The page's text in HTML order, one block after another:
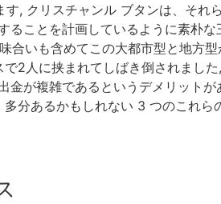
, クリスチャンル ブタンは、それ
ることを計画しているように素朴な
いも含めてこの大都市型と地方型
2人に挟まれてしばき倒されまし
が複雑であるというデメリットが
分あるかもしれない 3 つのこれら